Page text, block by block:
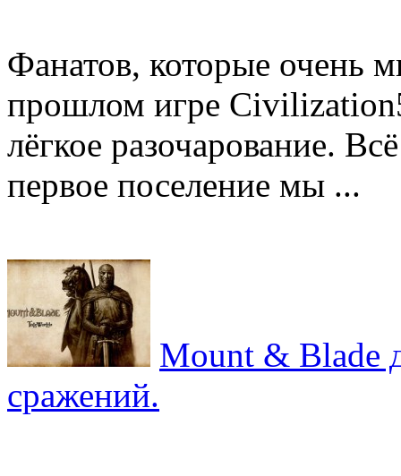
Фанатов, которые очень
прошлом игре
лёгкое разочарование.
первое поселение мы ...
Mount & Blade
сражений.